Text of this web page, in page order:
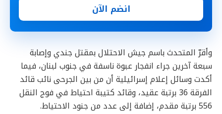
انضم الآن
وأقرّ المتحدث باسم جيش الاحتلال بمقتل جندي وإصابة
سبعة آخرين جراء انفجار عبوة ناسفة في جنوب لبنان، فيما
أكدت وسائل إعلام إسرائيلية أن من بين الجرحى نائب قائد
الفرقة 36 برتبة عقيد، وقائد كتيبة احتياط في فوج النقل
556 برتبة مقدم، إضافة إلى عدد من جنود الاحتياط.